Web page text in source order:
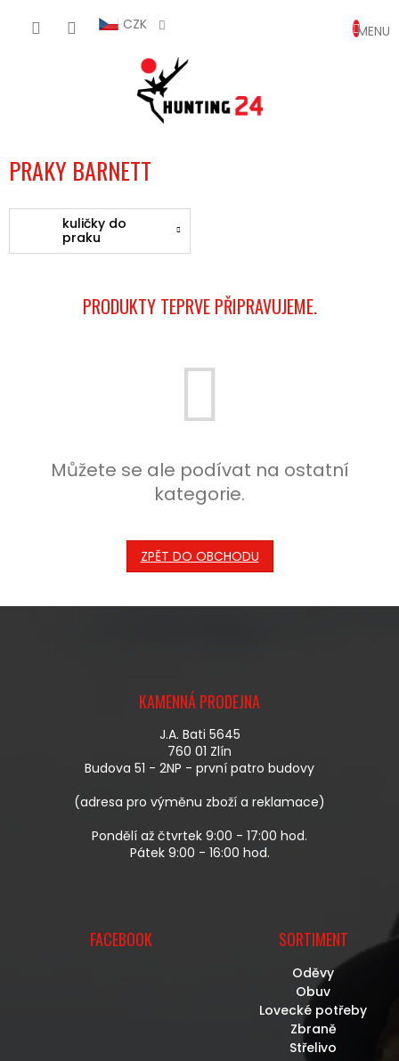
CZK
KOŠÍK
PRAKY BARNETT
kuličky do
praku
PRODUKTY TEPRVE PŘIPRAVUJEME.
Můžete se ale podívat na ostatní
kategorie.
ZPĚT DO OBCHODU
KAMENNÁ PRODEJNA
J.A. Bati 5645
760 01 Zlín
Budova 51 - 2NP - první patro budovy
(adresa pro výměnu zboží a reklamace)
Pondělí až čtvrtek 9:00 - 17:00 hod.
Pátek 9:00 - 16:00 hod.
FACEBOOK SORTIMENT
Oděvy
Obuv
Lovecké potřeby
Zbraně
Střelivo